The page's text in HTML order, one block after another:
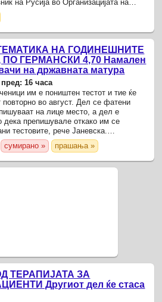
на Русија во Организацијата на
за колективна безбедност, Виктор
НА ГОДИНЕШНИТЕ
ПО ГЕРМАНСКИ 4,70 Намален
на државната матура
пред: 16 часа
им е поништен тестот и тие ќе
повторно во август. Дел се фатени
на лице место, а дел е
дека препишувале откако им се
тестовите, рече Јаневска.
успех на матурантите по мајчин
по англиски јазик е ...
сумирано » прашања »
ТЕРАПИЈАТА ЗА
Другиот дел ќе стаса